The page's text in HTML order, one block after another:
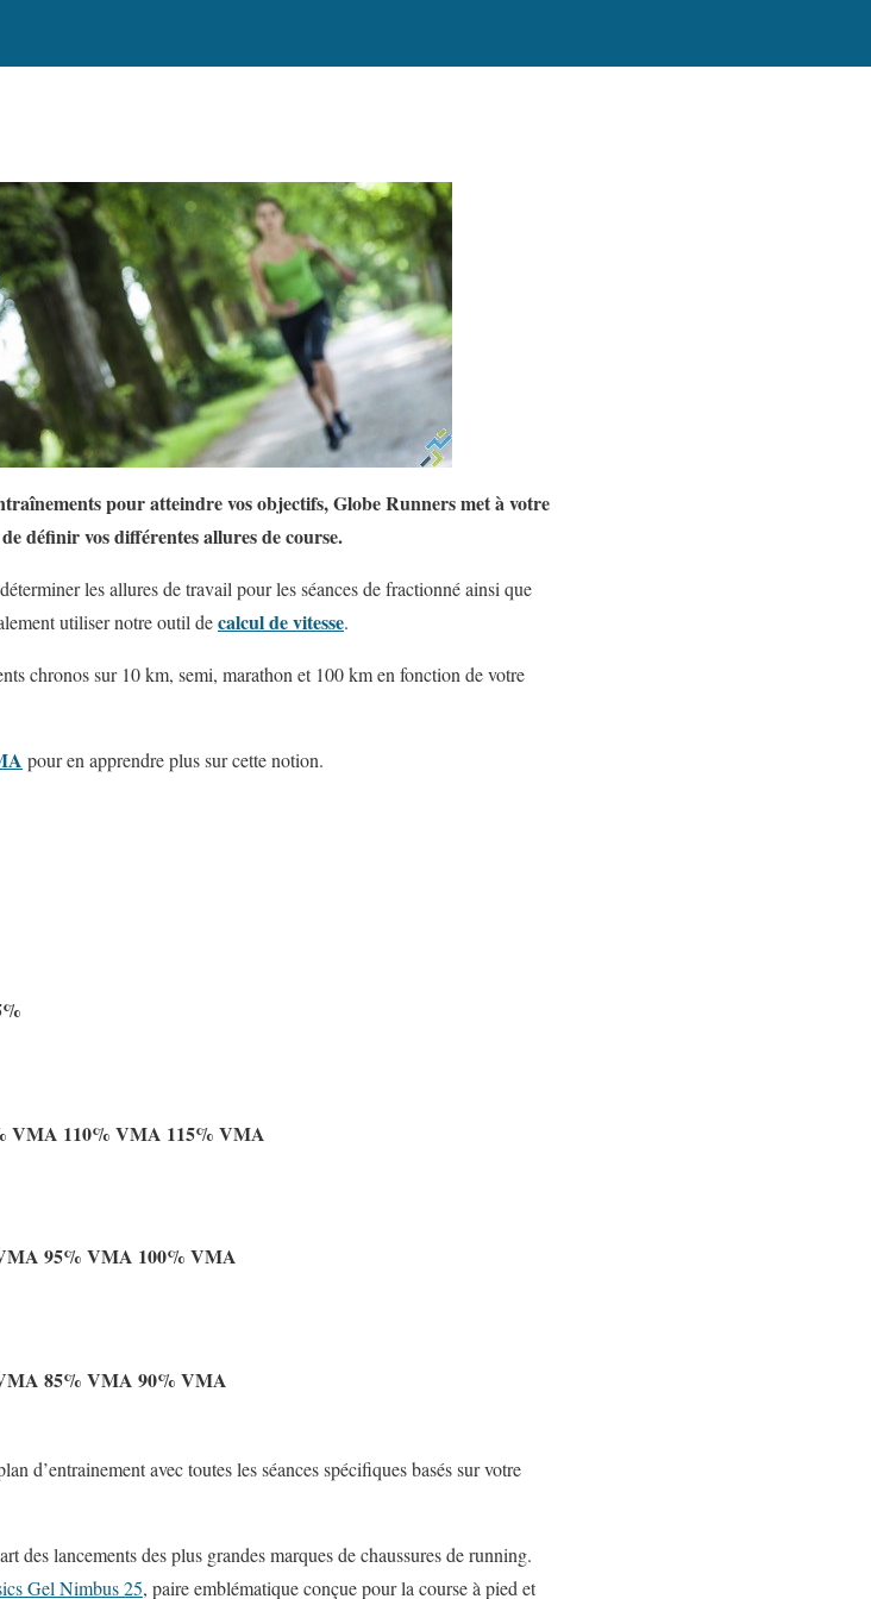
pour atteindre vos objectifs, Globe Runners met à votre
définir vos différentes allures de course.
les allures de travail pour les séances de fractionné ainsi que
utiliser notre outil decalcul de vitesse.
chronos sur 10 km, semi, marathon et 100 km en fonction de votre
pour en apprendre plus sur cette notion.
VMA 110% VMA 115% VMA
95% VMA 100% VMA
85% VMA 90% VMA
d’entrainement avec toutes les séances spécifiques basés sur votre
des lancements des plus grandes marques de chaussures de running.
Gel Nimbus 25, paire emblématique conçue pour la course à pied et